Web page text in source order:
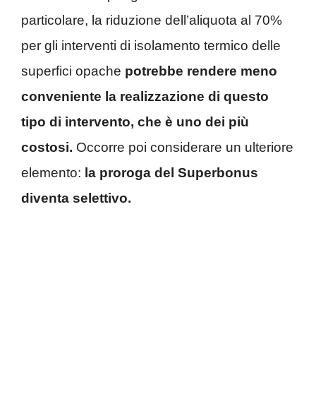
particolare, la riduzione dell’aliquota al 70%
per gli interventi di isolamento termico delle
superfici opache potrebbe rendere meno
conveniente la realizzazione di questo
tipo di intervento, che è uno dei più
costosi. Occorre poi considerare un ulteriore
elemento: la proroga del Superbonus
diventa selettivo.